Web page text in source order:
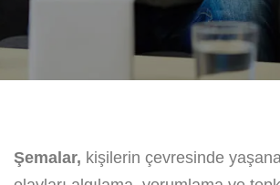
Şemalar, kişilerin çevresinde